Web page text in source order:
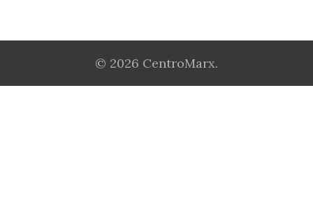
© 2026 CentroMarx.